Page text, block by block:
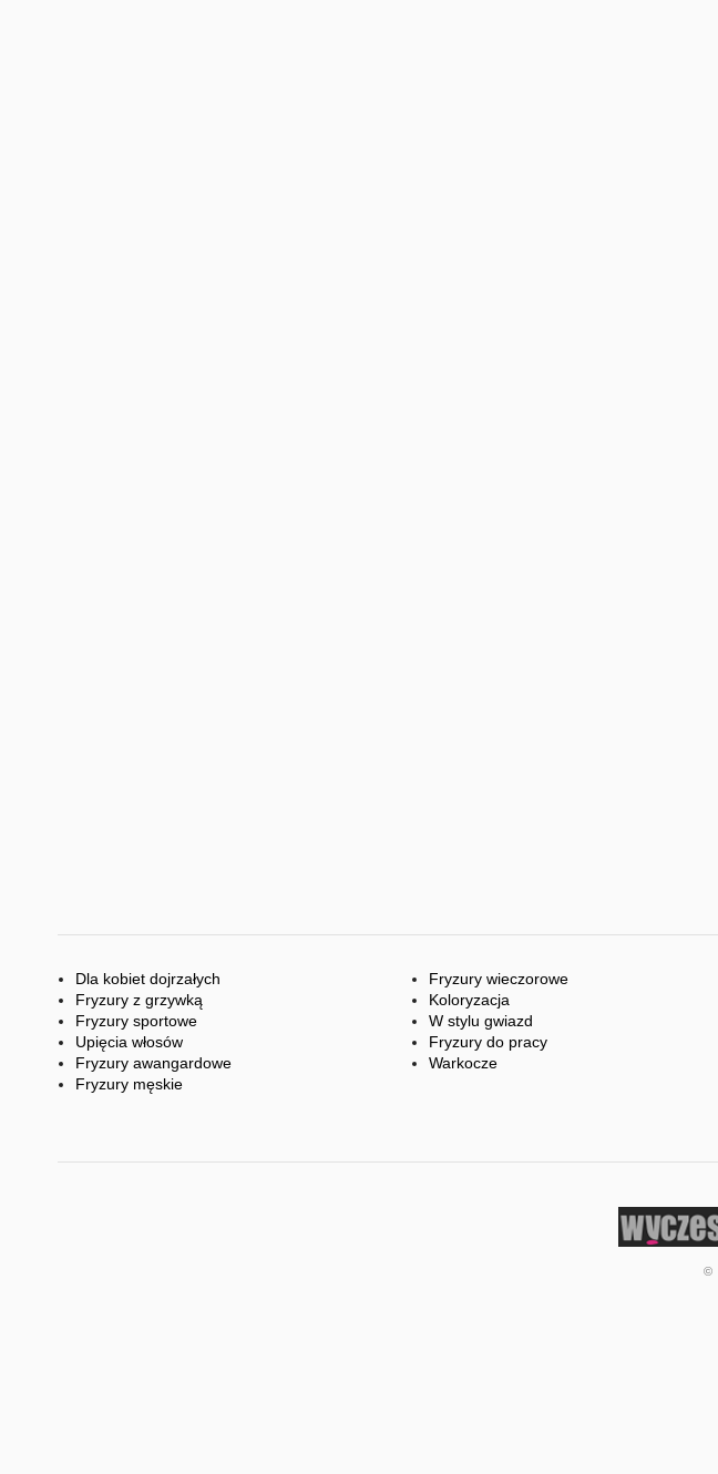
Dla kobiet dojrzałych
Fryzury z grzywką
Fryzury sportowe
Upięcia włosów
Fryzury awangardowe
Fryzury męskie
Fryzury wieczorowe
Koloryzacja
W stylu gwiazd
Fryzury do pracy
Warkocze
©